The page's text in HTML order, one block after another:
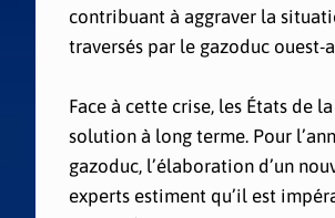
contribuant à aggraver la
traversés par le gazoduc ouest-
Face à cette crise, les États de
solution à long terme. Pour
gazoduc, l’élaboration d’un
experts estiment qu’il est